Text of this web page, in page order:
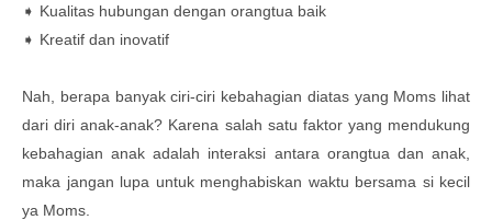
➧ Kualitas hubungan dengan orangtua baik
➧ Kreatif dan inovatif
Nah, berapa banyak ciri-ciri kebahagian diatas yang Moms lihat
dari diri anak-anak? Karena salah satu faktor yang mendukung
kebahagian anak adalah interaksi antara orangtua dan anak,
maka jangan lupa untuk menghabiskan waktu bersama si kecil
ya Moms.